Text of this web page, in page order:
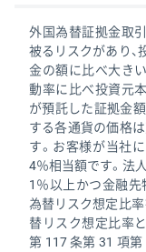
外国為替証拠金取
被るリスクがあり、
金の額に比べ大き
動率に比べ投資元
が預託した証拠金
する各通貨の価格
す。お客様が当社
4％相当額です。法
1％以上かつ金融
為替リスク想定比率
替リスク想定比率
第 117 条第 31 項